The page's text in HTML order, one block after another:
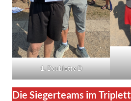
1. DoubletteD
Die Siegerteams im